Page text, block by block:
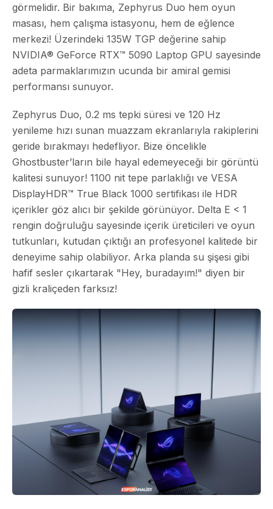
görmelidir. Bir bakıma, Zephyrus Duo hem oyun
masası, hem çalışma istasyonu, hem de eğlence
merkezi! Üzerindeki 135W TGP değerine sahip
NVIDIA® GeForce RTX™ 5090 Laptop GPU sayesinde
adeta parmaklarımızın ucunda bir amiral gemisi
performansı sunuyor.
Zephyrus Duo, 0.2 ms tepki süresi ve 120 Hz
yenileme hızı sunan muazzam ekranlarıyla rakiplerini
geride bırakmayı hedefliyor. Bize öncelikle
Ghostbuster’ların bile hayal edemeyeceği bir görüntü
kalitesi sunuyor! 1100 nit tepe parlaklığı ve VESA
DisplayHDR™ True Black 1000 sertifikası ile HDR
içerikler göz alıcı bir şekilde görünüyor. Delta E < 1
rengin doğruluğu sayesinde içerik üreticileri ve oyun
tutkunları, kutudan çıktığı an profesyonel kalitede bir
deneyime sahip olabiliyor. Arka planda su şişesi gibi
hafif sesler çıkartarak "Hey, buradayım!" diyen bir
gizli kraliçeden farksız!